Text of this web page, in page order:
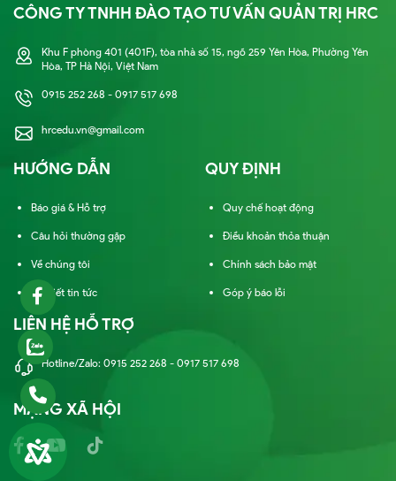
CÔNG TY TNHH ĐÀO TẠO TƯ VẤN QUẢN TRỊ HRC
Khu F phòng 401 (401F), tòa nhà số 15, ngõ 259 Yên Hòa, Phường Yên
Hòa, TP Hà Nội, Việt Nam
0915 252 268 - 0917 517 698
hrcedu.vn@gmail.com
HƯỚNG DẪN
Báo giá & Hỗ trợ
Câu hỏi thường gặp
Về chúng tôi
Bài viết tin tức
QUY ĐỊNH
Quy chế hoạt động
Điều khoản thỏa thuận
Chính sách bảo mật
Góp ý báo lỗi
LIÊN HỆ HỖ TRỢ
Hotline/Zalo: 0915 252 268 - 0917 517 698
MẠNG XÃ HỘI